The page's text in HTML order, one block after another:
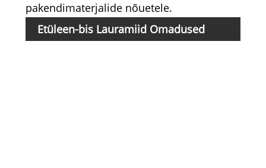
pakendimaterjalide nõuetele.
Etüleen-bis Lauramiid Omadused